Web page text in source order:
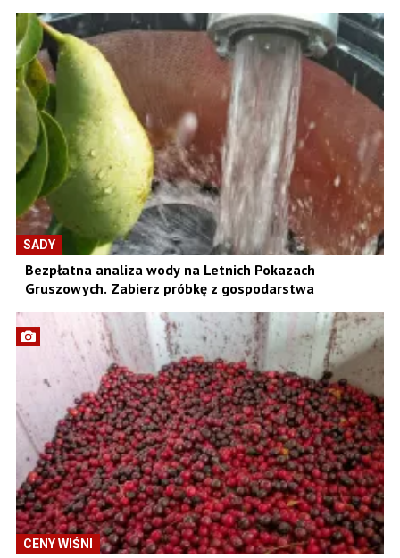
SADY
Bezpłatna analiza wody na Letnich Pokazach
Gruszowych. Zabierz próbkę z gospodarstwa
CENY WIŚNI